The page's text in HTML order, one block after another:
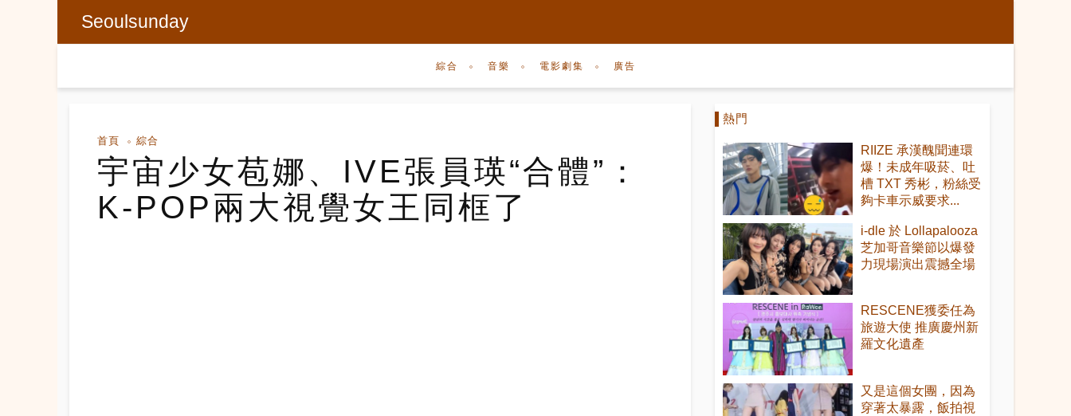
Seoulsunday
綜合 音樂 電影劇集 廣告
首頁 綜合
宇宙少女苞娜、IVE張員瑛“合體”：
K-POP兩大視覺女王同框了
熱門
RIIZE 承漢醜聞連環
爆！未成年吸菸、吐
槽 TXT 秀彬，粉絲受
夠卡車示威要求...
i-dle 於 Lollapalooza
芝加哥音樂節以爆發
力現場演出震撼全場
RESCENE獲委任為
旅遊大使 推廣慶州新
羅文化遺產
又是這個女團，因為
穿著太暴露，飯拍視